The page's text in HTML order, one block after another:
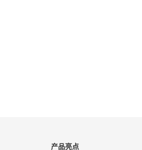
产品亮点